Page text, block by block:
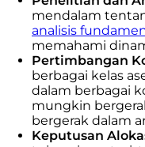
mendalam
analisis
memahami
Pertimbangan
berbagai kelas
dalam berbagai
mungkin
bergerak dalam
Keputusan